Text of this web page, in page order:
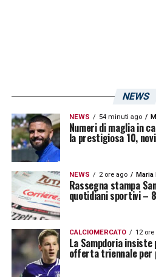
NEWS
NEWS 54 minuti ago
Numeri di maglia in
la prestigiosa 10,
NEWS 2 ore ago Maria
Rassegna stampa
quotidiani sportivi –
CALCIOMERCATO 12 ore
La Sampdoria insiste
offerta triennale per